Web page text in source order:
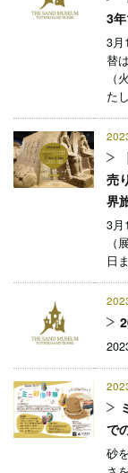
3
3月
替
（
た
売
界
3月
（
日
で
砂